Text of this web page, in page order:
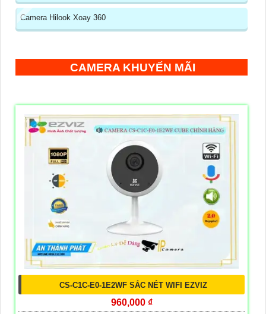
Camera Hilook Xoay 360
CAMERA KHUYẾN MÃI
CS-C1C-E0-1E2WF SẮC NÉT WIFI EZVIZ
960,000 ₫